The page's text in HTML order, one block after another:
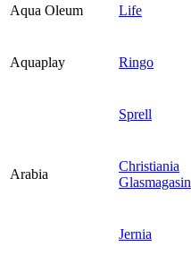
Aqua Oleum Life
Aquaplay Ringo
Sprell
Arabia
Christiania
Glasmagasin
Jernia